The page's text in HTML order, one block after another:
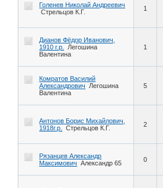
Голенев Николай Андреевич
Стрельцов К.Г.
1
Дианов Фёдор Иванович,
1910 г.р.
Легошина
Валентина
1
Комратов Василий
Александрович
Легошина
Валентина
5
Антонов Борис Михайлович,
1918г.р.
Стрельцов К.Г. 2
Рязанцев Александр
Максимович
Александр 65 0